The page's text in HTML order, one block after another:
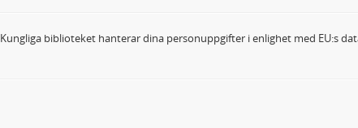
Kungliga biblioteket hanterar dina personuppgifter i enlighet med EU:s